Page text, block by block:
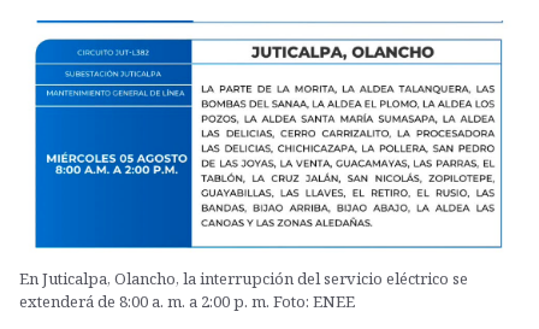
En Juticalpa, Olancho, la interrupción del servicio eléctrico se
extenderá de 8:00 a. m. a 2:00 p. m. Foto: ENEE